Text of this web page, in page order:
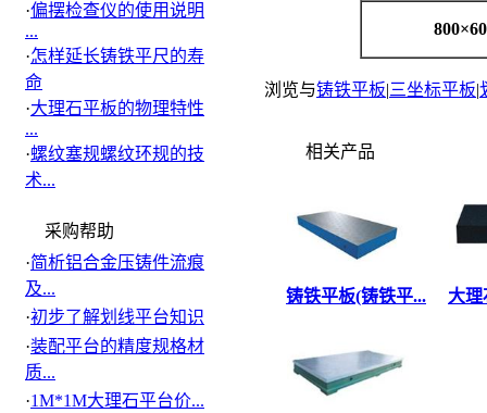
·偏摆检查仪的使用说明
...
·怎样延长铸铁平尺的寿
命
·大理石平板的物理特性
...
·螺纹塞规螺纹环规的技
术...
采购帮助
·简析铝合金压铸件流痕
及...
·初步了解划线平台知识
·装配平台的精度规格材
质...
·1M*1M大理石平台价...
800×
浏览与铸铁平板|三坐标平板|
相关产品
铸铁平板(铸铁平... 大理